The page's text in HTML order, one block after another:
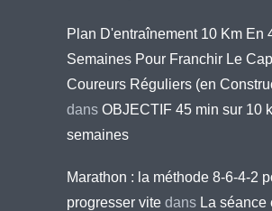
Plan D'entraînement 10 Km En
Semaines Pour Franchir Le
Coureurs Réguliers (en
dans OBJECTIF 45 min sur 10
semaines
Marathon : la méthode 8-6-4-2
progresser vite dans La séance